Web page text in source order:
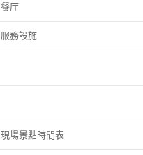
餐厅
服務設施
現場景點時間表